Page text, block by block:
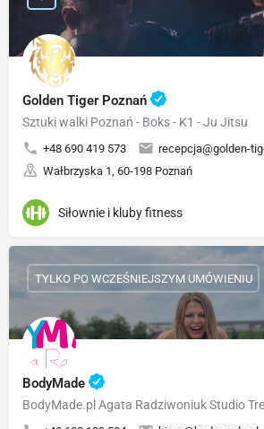
Golden Tiger Poznań
Sztuki walki Poznań - Boks - K1 - Ju Jitsu
+48 690 419 573
recepcja@golden-
Wałbrzyska 1, 60-198 Poznań
Siłownie i kluby fitness
BodyMade
TYLKO PO WCZEŚNIEJSZYM UMÓWIENIU